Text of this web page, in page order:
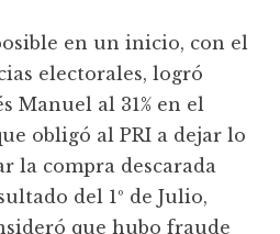
en un inicio, con el
electorales, logró
Manuel al 31% en el
obligó al PRI a dejar lo
la compra descarada
del 1º de Julio,
que hubo fraude